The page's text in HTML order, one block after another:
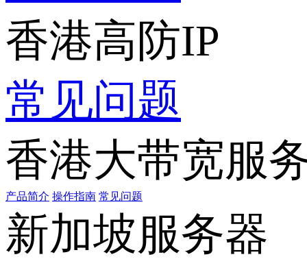
香港高防IP
常见问题
香港大带宽服
产品简介 操作指南 常见问题
新加坡服务器